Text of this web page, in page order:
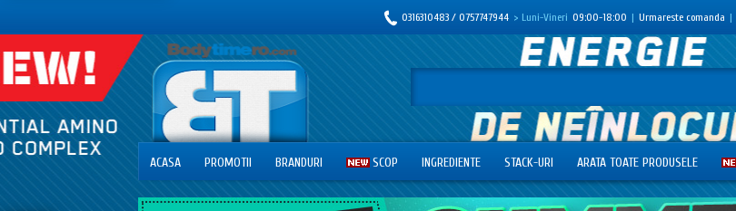
0316310483 / 0757747944 > Luni-Vineri 09:00-18:00 | Urmareste comanda |
ACASA PROMOTII BRANDURI SCOP INGREDIENTE STACK-URI ARATA TOATE PRODUSELE